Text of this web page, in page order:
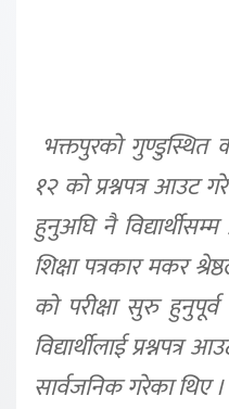
भक्तपुरको गुण्डुस्थित
१२ को प्रश्नपत्र आउट
हुनुअघि नै
शिक्षा पत्रकार मकर
को परीक्षा सुरु
विद्यार्थीलाई
सार्वजनिक गरेका थिए ।